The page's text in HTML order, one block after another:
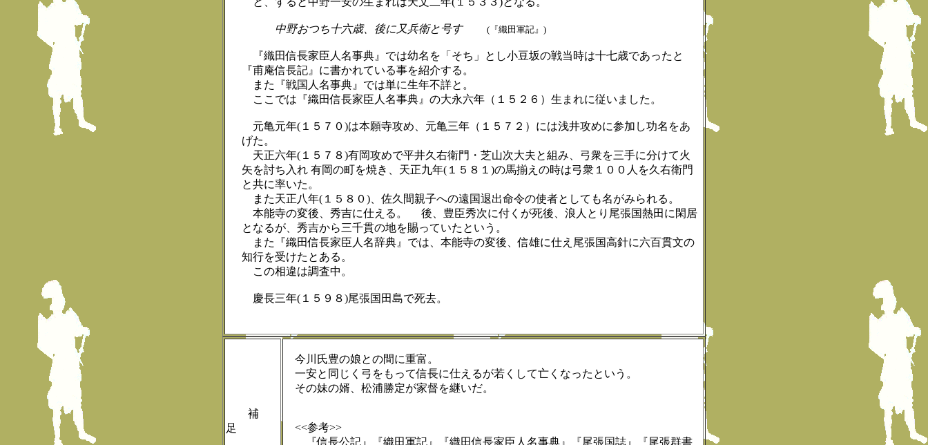
中野おつち十六歳、後に又兵衛と号す (『織田軍記』)
『織田信長家臣人名事典』では幼名を「そち」とし小豆坂の戦当時は十七歳であったと
『甫庵信長記』に書かれている事を紹介する。
また『戦国人名事典』では単に生年不詳と。
ここでは『織田信長家臣人名事典』の大永六年（１５２６）生まれに従いました。
元亀元年(１５７０)は本願寺攻め、元亀三年（１５７２）には浅井攻めに参加し功名をあ
げた。
天正六年(１５７８)有岡攻めで平井久右衛門・芝山次大夫と組み、弓衆を三手に分けて火
矢を討ち入れ 有岡の町を焼き、天正九年(１５８１)の馬揃えの時は弓衆１００人を久右衛門
と共に率いた。
また天正八年(１５８０)、佐久間親子への遠国退出命令の使者としても名がみられる。
本能寺の変後、秀吉に仕える。 後、豊臣秀次に付くが死後、浪人とり尾張国熱田に閑居
となるが、秀吉から三千貫の地を賜っていたという。
また『織田信長家臣人名辞典』では、本能寺の変後、信雄に仕え尾張国高針に六百貫文の
知行を受けたとある。
この相違は調査中。
慶長三年(１５９８)尾張国田島で死去。
補
足
今川氏豊の娘との間に重富。
一安と同じく弓をもって信長に仕えるが若くして亡くなったという。
その妹の婿、松浦勝定が家督を継いだ。
<<参考>>
『信長公記』『織田軍記』『織田信長家臣人名事典』『尾張国誌』『尾張群書